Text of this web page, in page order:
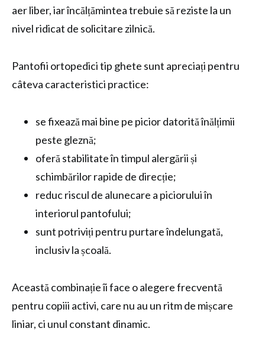
aer liber, iar încălțămintea trebuie să reziste la un
nivel ridicat de solicitare zilnică.
Pantofii ortopedici tip ghete sunt apreciați pentru
câteva caracteristici practice:
se fixează mai bine pe picior datorită înălțimii
peste gleznă;
oferă stabilitate în timpul alergării și
schimbărilor rapide de direcție;
reduc riscul de alunecare a piciorului în
interiorul pantofului;
sunt potriviți pentru purtare îndelungată,
inclusiv la școală.
Această combinație îi face o alegere frecventă
pentru copiii activi, care nu au un ritm de mișcare
liniar, ci unul constant dinamic.